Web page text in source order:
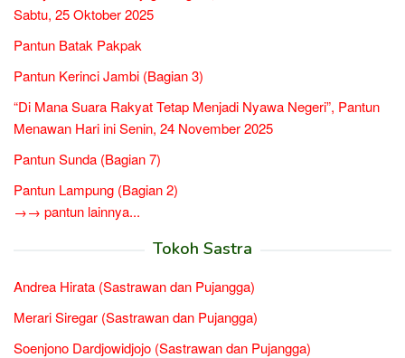
Sabtu, 25 Oktober 2025
Pantun Batak Pakpak
Pantun Kerinci Jambi (Bagian 3)
“Di Mana Suara Rakyat Tetap Menjadi Nyawa Negeri”, Pantun
Menawan Hari ini Senin, 24 November 2025
Pantun Sunda (Bagian 7)
Pantun Lampung (Bagian 2)
→→ pantun lainnya...
Tokoh Sastra
Andrea Hirata (Sastrawan dan Pujangga)
Merari Siregar (Sastrawan dan Pujangga)
Soenjono Dardjowidjojo (Sastrawan dan Pujangga)